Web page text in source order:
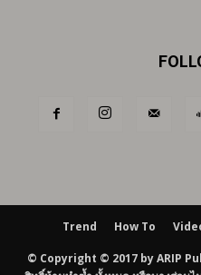
Trend How To
© Copyright © 2017 by ARIP